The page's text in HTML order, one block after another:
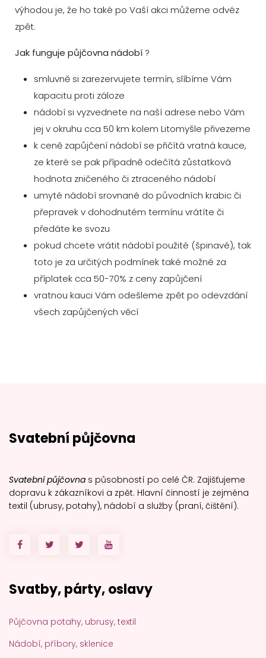
výhodou je, že ho také po Vaší akci můžeme odvéz
zpět.
Jak funguje půjčovna nádobí ?
smluvně si zarezervujete termín, slíbíme Vám
kapacitu proti záloze
nádobí si vyzvednete na naší adrese nebo Vám
jej v okruhu cca 50 km kolem Litomyšle přivezeme
k ceně zapůjčení nádobí se přičítá vratná kauce,
ze které se pak případně odečítá zůstatková
hodnota zničeného či ztraceného nádobí
umyté nádobí srovnané do původních krabic či
přepravek v dohodnutém termínu vrátíte či
předáte ke svozu
pokud chcete vrátit nádobí použité (špinavé), tak
toto je za určitých podmínek také možné za
příplatek cca 50-70% z ceny zapůjčení
vratnou kauci Vám odešleme zpět po odevzdání
všech zapůjčených věcí
Svatební půjčovna
Svatební půjčovna s působností po celé ČR. Zajišťujeme
dopravu k zákazníkovi a zpět. Hlavní činností je zejména
textil (ubrusy, potahy), nádobí a služby (praní, čištění).
Svatby, párty, oslavy
Půjčovna potahy, ubrusy, textil
Nádobí, příbory, sklenice